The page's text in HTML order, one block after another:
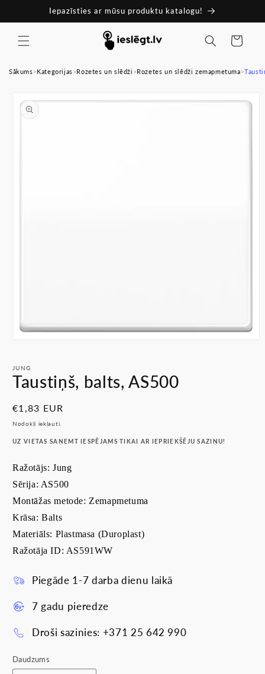
saturu
Iepazīsties ar mūsu produktu katalogu!
Ratiņi
Sākums>Kategorijas>Rozetes un slēdži >Rozetes un slēdži zemapmetuma>
produkta
informāciju
modālā
režīmā
JUNG
Taustiņš, balts, AS500
Parastā
cena
€1,83 EUR
Nodokļi iekļauti.
UZ VIETAS SAŅEMT IESPĒJAMS TIKAI AR IEPRIEKŠĒJU SAZIŅU!
Ražotājs: Jung
Sērija: AS500
Montāžas metode: Zemapmetuma
Krāsa:Balts
Materiāls: Plastmasa (Duroplast)
Ražotāja ID: AS591WW
Piegāde 1-7 darba dienu laikā
7 gadu pieredze
Droši sazinies: +371 25 642 990
Daudzums